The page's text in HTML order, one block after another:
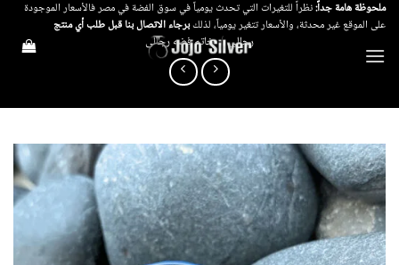
تخطي
للمحتوى
ملحوظة هامة جداً:نظراً للتغيرات التي تحدث يومياً في سوق الفضة في مصر فالأسعار الموجودة
على الموقع غير محدثة، والأسعار تتغير يومياً، لذلكبرجاء الاتصال بنا قبل طلب أي منتج
رجالي / خاتم فضه رجالى